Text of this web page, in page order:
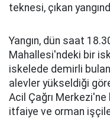
teknesi, çıkan
Yangın, dün saat
Mahallesi'ndeki bir
iskelede demirli
alevler yükseldiği
Acil Çağrı
itfaiye ve orman